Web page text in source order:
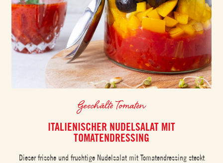
Geschälte Tomaten
ITALIENISCHER NUDELSALAT MIT
TOMATENDRESSING
Dieser frische und fruchtige Nudelsalat mit Tomatendressing steckt